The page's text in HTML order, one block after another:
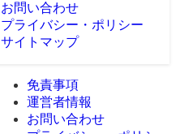
お問い合わせ
プライバシー・ポリシー
サイトマップ
免責事項
運営者情報
お問い合わせ